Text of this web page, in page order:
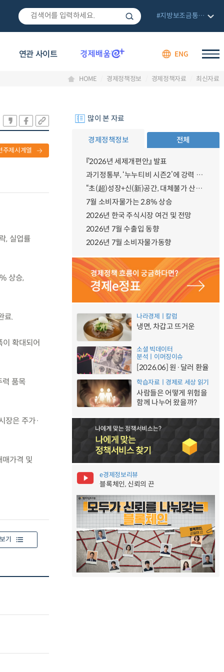
연관 사이트 ENG
#지방보조금통합관리망
HOME 경제정책정보 경제정책자료 최신자료
주제시계열
, 실업률
상승,
료.
확대되어
력 품목
장은 주가·
가격 및
기
많이 본 자료
경제정책정보 전체
『2026년 세제개편안』 발표
과기정통부, ‘누누티비 시즌2’에 강력 대응 의지 밝혀
“초(超)성장+신(新)공간, 대체불가 산업강국”
7월 소비자물가는 2.8% 상승
2026년 한국 주식시장 여건 및 전망
2026년 7월 수출입 동향
2026년 7월 소비자물가동향
나라경제ㅣ칼럼
냉면, 차갑고 뜨거운
소셜 빅데이터
분석ㅣ이머징이슈
[2026.06] 원·달러 환율
학습자료ㅣ경제로 세상 읽기
사람들은 어떻게 위험을
함께 나누어 왔을까?
e경제정보리뷰
블록체인, 신뢰의 끈